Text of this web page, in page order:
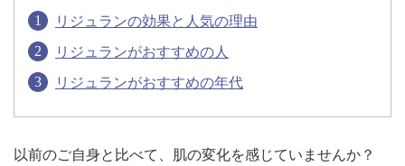
アフターケア
よくあるご質問
リジュランの効果と人気の理由
リジュランがおすすめの人
リジュランがおすすめの年代
以前のご自身と比べて、肌の変化を感じていませんか？